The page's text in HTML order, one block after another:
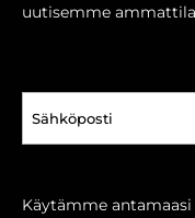
uutisemme
(Pakollinen)
Käytämme